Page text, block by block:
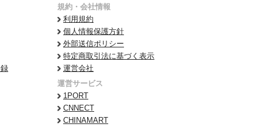
規約・会社情報
利用規約
個人情報保護方針
外部送信ポリシー
特定商取引法に基づく表示
運営会社
運営サービス
1PORT
CNNECT
CHINAMART